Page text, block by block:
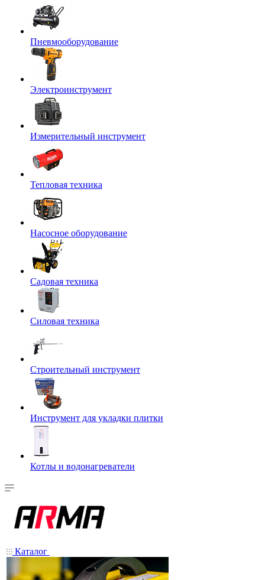
Пневмооборудование
Электроинструмент
Измерительный инструмент
Тепловая техника
Насосное оборудование
Садовая техника
Силовая техника
Строительный инструмент
Инструмент для укладки плитки
Котлы и водонагреватели
Каталог